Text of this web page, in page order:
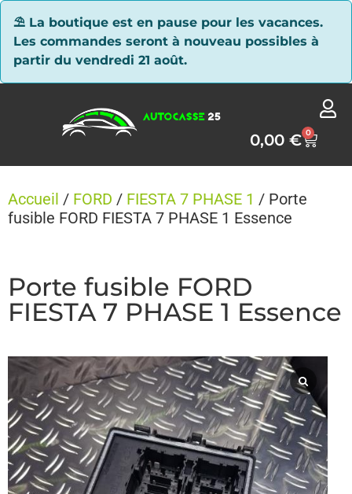
⛱ La boutique est en pause pour les vacances.
Les commandes seront à nouveau possibles à
partir du vendredi 21 août.
0,00€ 0
Accueil / FORD / FIESTA 7 PHASE 1 / Porte
fusible FORD FIESTA 7 PHASE 1 Essence
Porte fusible FORD
FIESTA 7 PHASE 1 Essence
Panneau de gestion des cookies